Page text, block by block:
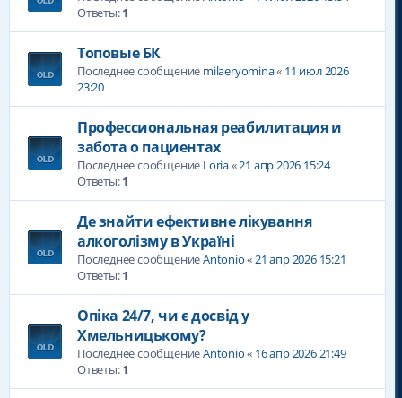
Ответы:1
Топовые БК
Последнее сообщение milaeryomina« 11 июл 2026
23:20
Профессиональная реабилитация и
забота о пациентах
Последнее сообщение Loria«21 апр 2026 15:24
Ответы:1
Де знайти ефективне лікування
алкоголізму в Україні
Последнее сообщениеAntonio«21 апр 2026 15:21
Ответы:1
Опіка 24/7, чи є досвід у
Хмельницькому?
Последнее сообщениеAntonio« 16 апр 2026 21:49
Ответы:1